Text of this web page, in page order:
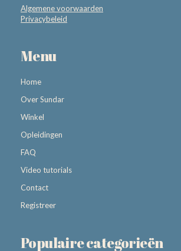
Algemene voorwaarden
Privacybeleid
Menu
Home
Over Sundar
Winkel
Opleidingen
FAQ
Video tutorials
Contact
Registreer
Populaire categorieën